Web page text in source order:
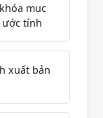
mục
tính
xuất bản